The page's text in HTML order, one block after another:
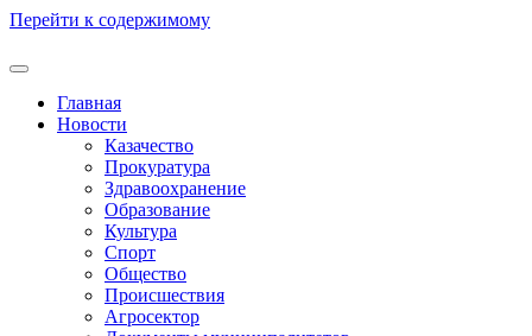
Перейти к содержимому
Главная
Новости
Казачество
Прокуратура
Здравоохранение
Образование
Культура
Спорт
Общество
Происшествия
Агросектор